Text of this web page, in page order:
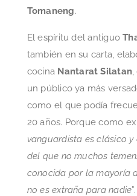
Tomaneng.
El espíritu del antiguo
también en su carta,
cocina Nantarat Silatan,
un público ya más
como el que podía
20 años. Porque como
vanguardista es clásico
del que no muchos
conocida por la mayoría
no es extraña para nadie”.